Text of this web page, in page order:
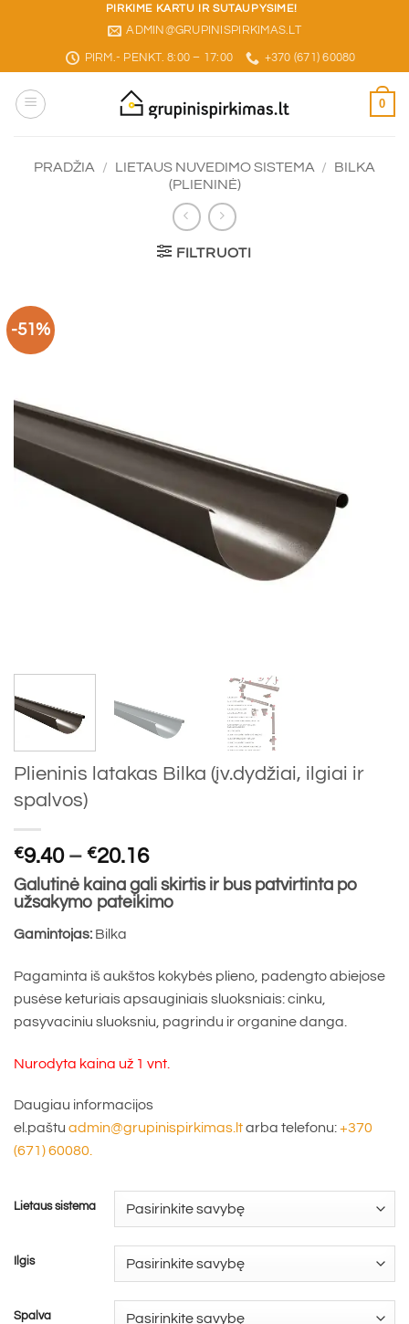
PIRKIME KARTU IR SUTAUPYSIME!
ADMIN@GRUPINISPIRKIMAS.LT
PIRM.- PENKT. 8:00 – 17:00 +370 (671) 60080
0
PRADŽIA / LIETAUS NUVEDIMO SISTEMA /
BILKA
(PLIENINĖ)
FILTRUOTI
-51%
Plieninis latakas Bilka (įv.dydžiai, ilgiai ir
spalvos)
€9.40 – €20.16Price
range:
€9.40
Galutinė kaina gali skirtis ir bus patvirtinta po
užsakymo pateikimo
Gamintojas: Bilka
Pagaminta iš aukštos kokybės plieno, padengto abiejose
pusėse keturiais apsauginiais sluoksniais: cinku,
pasyvaciniu sluoksniu, pagrindu ir organine danga.
Nurodyta kaina už 1 vnt.
Daugiau informacijos
el.paštu admin@grupinispirkimas.ltarba telefonu:+370
(671) 60080.
Lietaus sistema
Ilgis
Spalva